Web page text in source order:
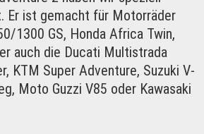
Er ist gemacht für Motorräder
1300 GS, Honda Africa Twin,
auch die Ducati Multistrada
KTM Super Adventure, Suzuki V-
Moto Guzzi V85 oder Kawasaki